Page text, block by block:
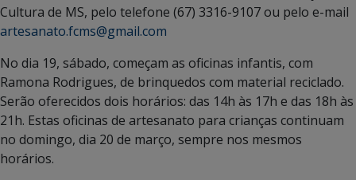
Cultura de MS, pelo telefone (67) 3316-9107 ou pelo e-mail
artesanato.fcms@gmail.com
No dia 19, sábado, começam as oficinas infantis, com
Ramona Rodrigues, de brinquedos com material reciclado.
Serão oferecidos dois horários: das 14h às 17h e das 18h às
21h. Estas oficinas de artesanato para crianças continuam
no domingo, dia 20 de março, sempre nos mesmos
horários.